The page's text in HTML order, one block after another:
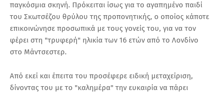
παγκόσμια σκηνή. Πρόκειται ίσως για το αγαπημένο παιδί
του Σκωτσέζου θρύλου της προπονητικής, ο οποίος κάποτε
επικοινώνησε προσωπικά με τους γονείς του, για να τον
φέρει στη "τρυφερή" ηλικία των 16 ετών από το Λονδίνο
στο Μάντσεστερ.
Από εκεί και έπειτα του προσέφερε ειδική μεταχείριση,
δίνοντας του με το "καλημέρα" την ευκαιρία να πάρει